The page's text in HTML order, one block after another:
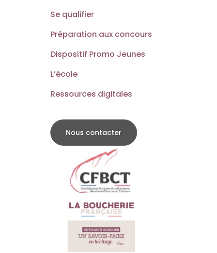
Se qualifier
Préparation aux concours
Dispositif Promo Jeunes
L’école
Ressources digitales
Nous contacter